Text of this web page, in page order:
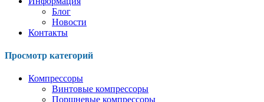
Блог
Новости
Контакты
Просмотр категорий
Компрессоры
Винтовые компрессоры
Поршневые компрессоры